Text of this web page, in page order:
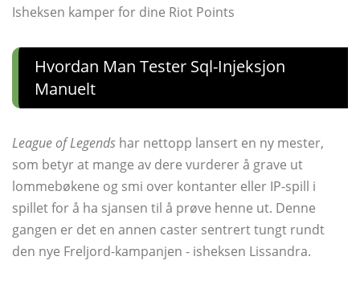
Isheksen kamper for dine Riot Points
Hvordan Man Tester Sql-Injeksjon
Manuelt
League of Legends har nettopp lansert en ny mester,
som betyr at mange av dere vurderer å grave ut
lommebøkene og smi over kontanter eller IP-spill i
spillet for å ha sjansen til å prøve henne ut. Denne
gangen er det en annen caster sentrert tungt rundt
den nye Freljord-kampanjen - isheksen Lissandra.